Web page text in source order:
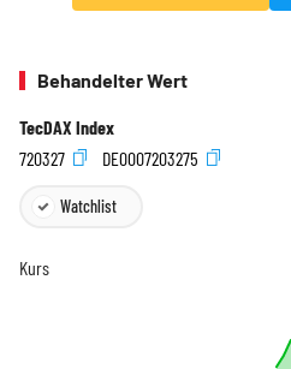
Behandelter Wert
TecDAX Index
720327
DE0007203275
Watchlist
Kurs